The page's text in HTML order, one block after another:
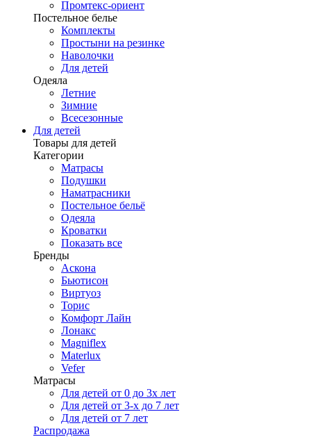
Промтекс-ориент
Постельное белье
Комплекты
Простыни на резинке
Наволочки
Для детей
Одеяла
Летние
Зимние
Всесезонные
Для детей
Товары для детей
Категории
Матрасы
Подушки
Наматрасники
Постельное бельё
Одеяла
Кроватки
Показать все
Бренды
Аскона
Бьютисон
Виртуоз
Торис
Комфорт Лайн
Лонакс
Magniflex
Materlux
Vefer
Матрасы
Для детей от 0 до 3х лет
Для детей от 3-х до 7 лет
Для детей от 7 лет
Распродажа